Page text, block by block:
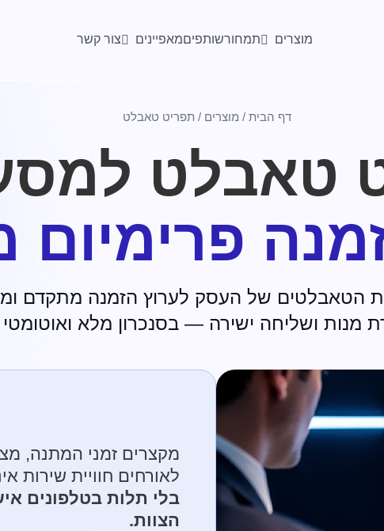
מוצרים תמחורשותפיםמאפיינים צור קשר
דף הבית / מוצרים / תפריט טאבלט
טאבלט
הטאבלטים של העסק לערוץ הזמנה מתקדם
מנות ושליחה ישירה — בסנכרון מלא
מקצרים זמני המתנה,
לאורחים חוויית שירות
בלי תלות בטלפונים
הצוות.